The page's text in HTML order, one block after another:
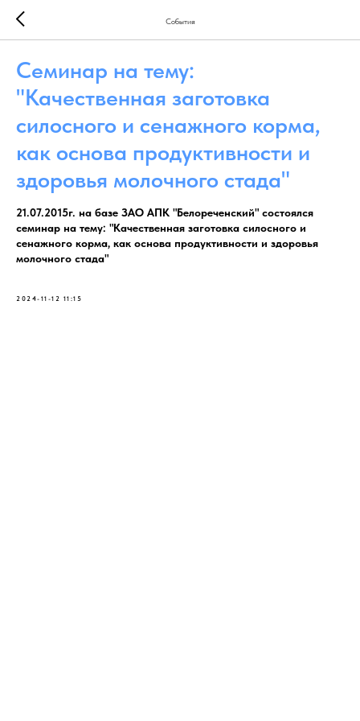
События
Семинар на тему:
"Качественная заготовка
силосного и сенажного корма,
как основа продуктивности и
здоровья молочного стада"
21.07.2015г. на базе ЗАО АПК "Белореченский" состоялся
семинар на тему: "Качественная заготовка силосного и
сенажного корма, как основа продуктивности и здоровья
молочного стада"
2024-11-12 11:15